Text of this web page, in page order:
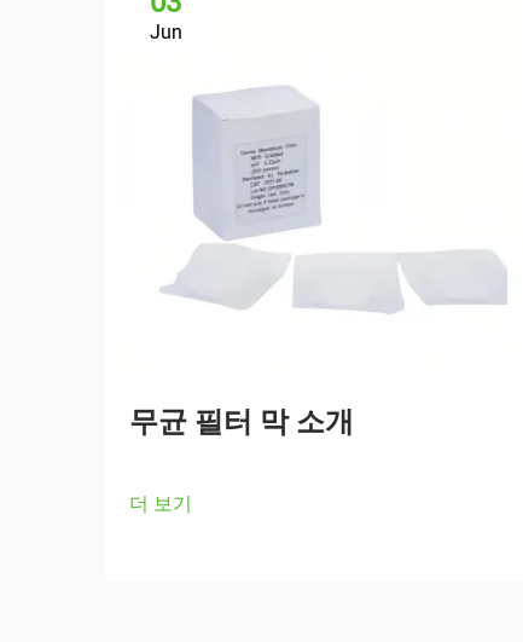
Jun
무균 필터 막 소개
더 보기